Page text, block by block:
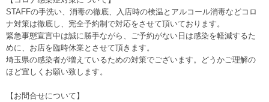
STAFFの手洗い、消毒の徹底、入店時の検温とアルコール消毒などコロ
ナ対策は徹底し、完全予約制で対応をさせて頂いております。
緊急事態宣言中は誠に勝手ながら、ご予約がない日は感染を軽減するた
めに、お店を臨時休業とさせて頂きます。
埼玉県の感染者が増えているための対策でございます。どうかご理解の
ほど宜しくお願い致します。
【お問合せについて】